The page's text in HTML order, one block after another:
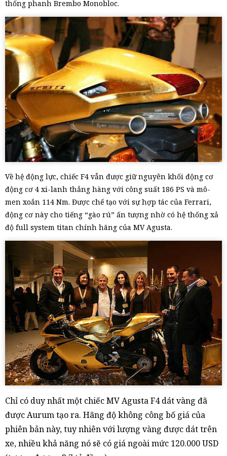
thống phanh Brembo Monobloc.
Về hệ động lực, chiếc F4 vẫn được giữ nguyên khối động cơ
động cơ 4 xi-lanh thẳng hàng với công suất 186 PS và mô-
men xoắn 114 Nm. Được chế tạo với sự hợp tác của Ferrari,
động cơ này cho tiếng “gào rú” ấn tượng nhờ có hệ thống xả
độ full system titan chính hãng của MV Agusta.
Chỉ có duy nhất một chiếc MV Agusta F4 dát vàng đã
được Aurum tạo ra. Hãng độ không công bố giá của
phiên bản này, tuy nhiên với lượng vàng được dát trên
xe, nhiều khả năng nó sẽ có giá ngoài mức 120.000 USD